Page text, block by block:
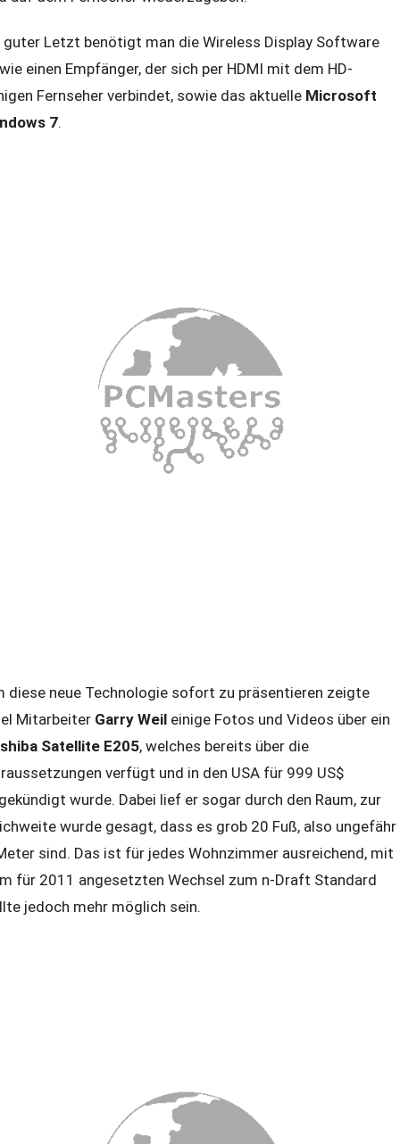
guter Letzt benötigt man die Wireless Display Software
einen Empfänger, der sich per HDMI mit dem HD-
Fernseher verbindet, sowie das aktuelle Microsoft
7.
diese neue Technologie sofort zu präsentieren zeigte
Mitarbeiter Garry Weil einige Fotos und Videos über ein
Satellite E205, welches bereits über die
verfügt und in den USA für 999 US$
wurde. Dabei lief er sogar durch den Raum, zur
wurde gesagt, dass es grob 20 Fuß, also ungefähr
sind. Das ist für jedes Wohnzimmer ausreichend, mit
für 2011 angesetzten Wechsel zum n-Draft Standard
jedoch mehr möglich sein.